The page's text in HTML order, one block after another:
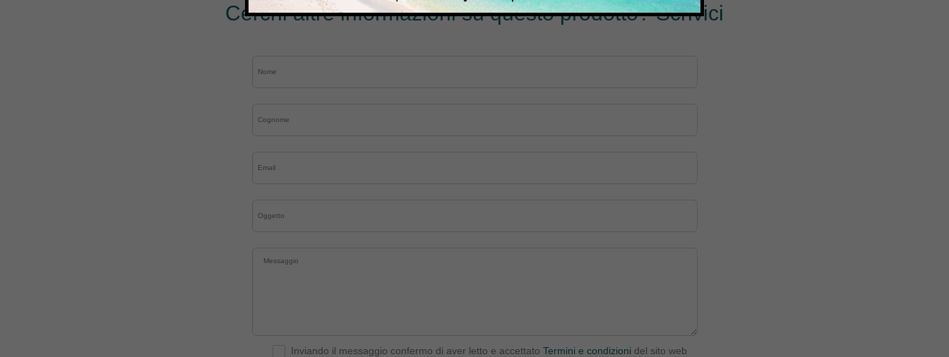
Cerchi altre informazioni su questo prodotto? Scrivici
Inviando il messaggio confermo di aver letto e accettato Termini e condizioni del sito web